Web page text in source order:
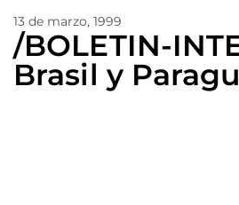
13 de marzo, 1999
/BOLETIN-
Brasil y